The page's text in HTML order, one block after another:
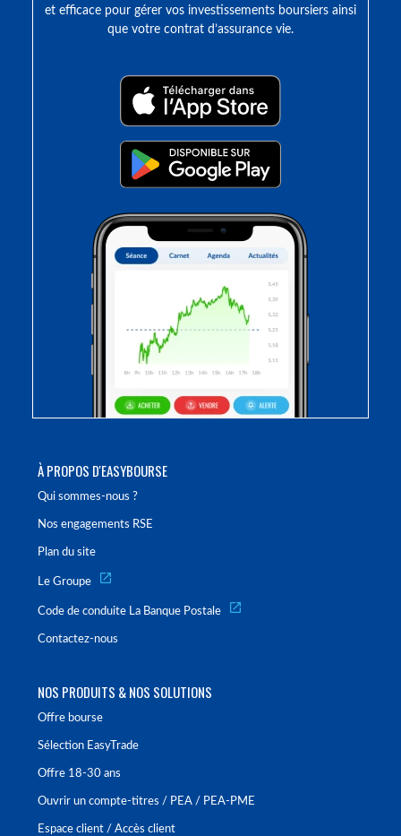
À PROPOS D'EASYBOURSE
Qui sommes-nous ?
Nos engagements RSE
Plan du site
Le Groupe
Code de conduite La Banque Postale
Contactez-nous
NOS PRODUITS & NOS SOLUTIONS
Offre bourse
Sélection EasyTrade
Offre 18-30 ans
Ouvrir un compte-titres / PEA / PEA-PME
Espace client / Accès client
et efficace pour gérer vos investissements boursiers ainsi
que votre contrat d’assurance vie.